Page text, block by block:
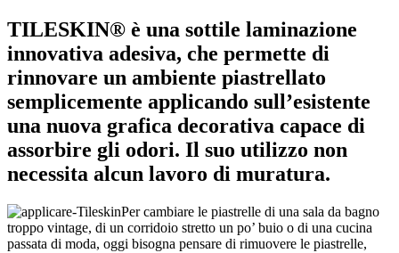
TILESKIN® è una sottile laminazione
innovativa adesiva, che permette di
rinnovare un ambiente piastrellato
semplicemente applicando sull’esistente
una nuova grafica decorativa capace di
assorbire gli odori. Il suo utilizzo non
necessita alcun lavoro di muratura.
Per cambiare le piastrelle di una sala da bagno
troppo vintage, di un corridoio stretto un po’ buio o di una cucina
passata di moda, oggi bisogna pensare di rimuovere le piastrelle,